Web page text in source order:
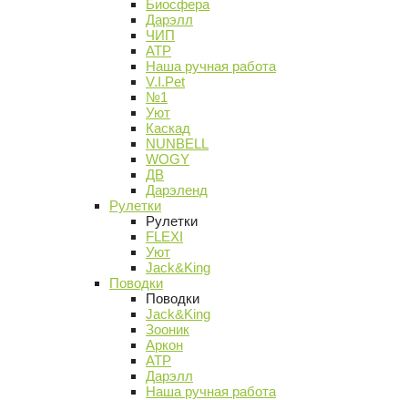
Биосфера
Дарэлл
ЧИП
АТР
Наша ручная работа
V.I.Pet
№1
Уют
Каскад
NUNBELL
WOGY
ДВ
Дарэленд
Рулетки
Рулетки
FLEXI
Уют
Jack&King
Поводки
Поводки
Jack&King
Зооник
Аркон
АТР
Дарэлл
Наша ручная работа